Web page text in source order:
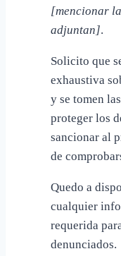
[mencionar
adjuntan].
Solicito que
exhaustiva
y se tomen
proteger los
sancionar al
de
Quedo a
cualquier
requerida
denunciados.